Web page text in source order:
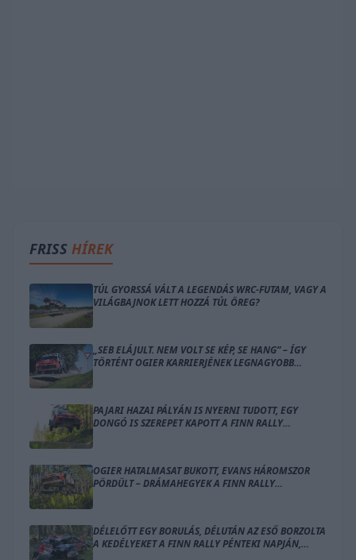
FRISS HÍREK
TÚL GYORSSÁ VÁLT A LEGENDÁS WRC-FUTAM, VAGY A
VILÁGBAJNOK LETT HOZZÁ TÚL ÖREG?
„SEB ELÁJULT. NEM VOLT SE KÉP, SE HANG” – ÍGY
TÖRTÉNT OGIER KARRIERJÉNEK LEGNAGYOBB
PAJARI HAZAI PÁLYÁN IS NYERNI TUDOTT, EGY
DONGÓ IS SZEREPET KAPOTT A FINN RALLY
OGIER HATALMASAT BUKOTT, EVANS HÁROMSZOR
PÖRDÜLT – DRÁMAHEGYEK A FINN RALLY
DÉLELŐTT EGY BORULÁS, DÉLUTÁN AZ ESŐ BORZOLTA
A KEDÉLYEKET A FINN RALLY PÉNTEKI NAPJÁN,